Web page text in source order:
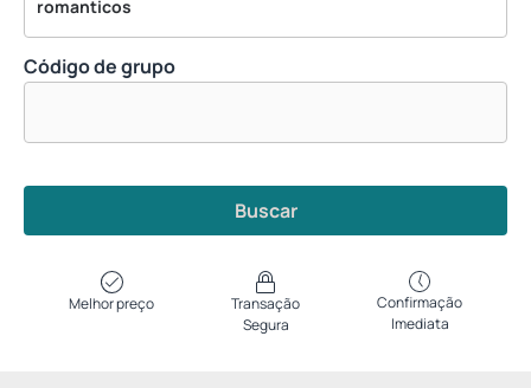
Código de grupo
Buscar
Melhor preço
Transação
Segura
Confirmação
Imediata